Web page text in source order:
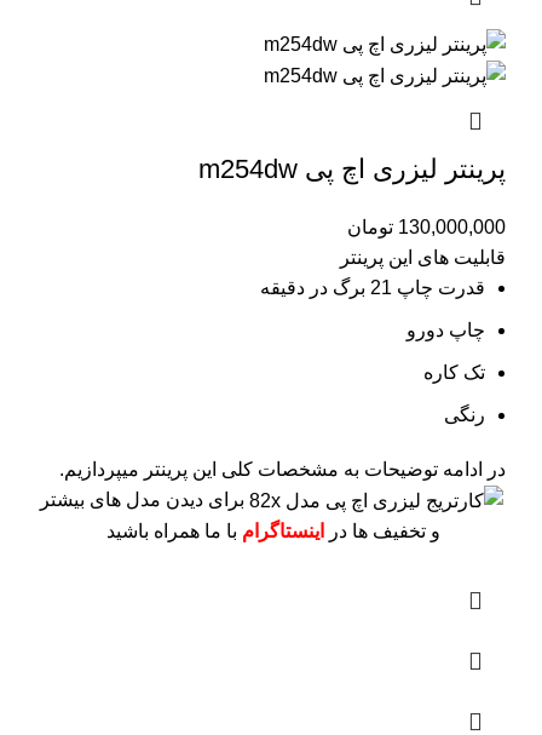
پرینتر لیزری اچ پی m254dw
130,000,000 تومان
قابلیت های این پرینتر
قدرت چاپ 21 برگ در دقیقه
چاپ دورو
تک کاره
رنگی
در ادامه توضیحات به مشخصات کلی این پرینتر میپردازیم.
برای دیدن مدل های بیشتر
و تخفیف ها در
اینستاگرام با ما همراه باشید